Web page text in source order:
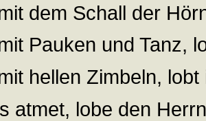
dem Schall der
Pauken und Tanz,
hellen Zimbeln,
atmet, lobe den